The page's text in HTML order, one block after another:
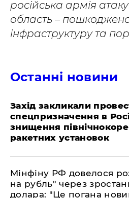
російська армія
область –
інфраструктуру та
Останні новини
​Захід закликали
спецпризначення в
знищення
ракетних установок
​Мінфіну РФ довелося
на рубль" через
долара: "Це погана